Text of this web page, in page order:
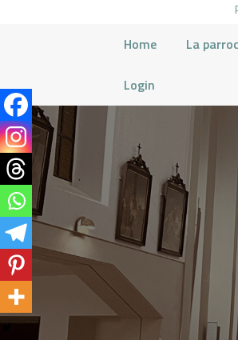
Home La
Login